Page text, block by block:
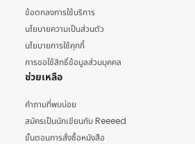
ข้อตกลงการใช้บริการ
นโยบายความเป็นส่วนตัว
นโยบายการใช้คุกกี้
การขอใช้สิทธิ์ข้อมูลส่วนบุคคล
ช่วยเหลือ
คำถามที่พบบ่อย
สมัครเป็นนักเขียนกับ Reeeed
ขั้นตอนการสั่งซื้อหนังสือ